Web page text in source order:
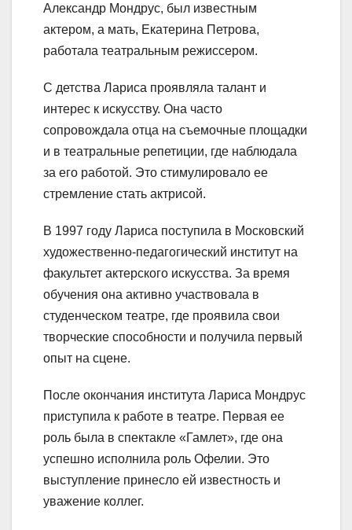
Александр Мондрус, был известным
актером, а мать, Екатерина Петрова,
работала театральным режиссером.
С детства Лариса проявляла талант и
интерес к искусству. Она часто
сопровождала отца на съемочные площадки
и в театральные репетиции, где наблюдала
за его работой. Это стимулировало ее
стремление стать актрисой.
В 1997 году Лариса поступила в Московский
художественно-педагогический институт на
факультет актерского искусства. За время
обучения она активно участвовала в
студенческом театре, где проявила свои
творческие способности и получила первый
опыт на сцене.
После окончания института Лариса Мондрус
приступила к работе в театре. Первая ее
роль была в спектакле «Гамлет», где она
успешно исполнила роль Офелии. Это
выступление принесло ей известность и
уважение коллег.